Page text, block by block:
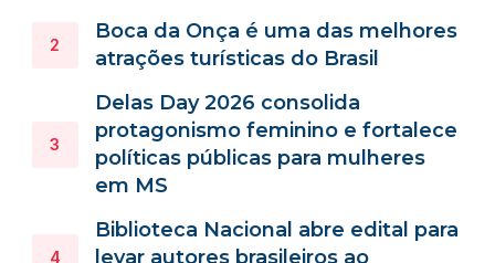
Boca da Onça é uma das melhores
atrações turísticas do Brasil
Delas Day 2026 consolida
protagonismo feminino e fortalece
políticas públicas para mulheres
em MS
Biblioteca Nacional abre edital para
levar autores brasileiros ao